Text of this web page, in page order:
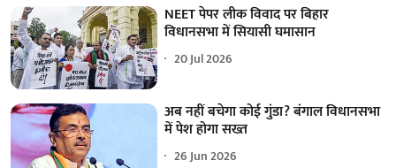
NEET पेपर लीक विवाद पर बिहार
विधानसभा में सियासी घमासान
20 Jul 2026
अब नहीं बचेगा कोई गुंडा? बंगाल विधानसभा
में पेश होगा सख्त
26 Jun 2026